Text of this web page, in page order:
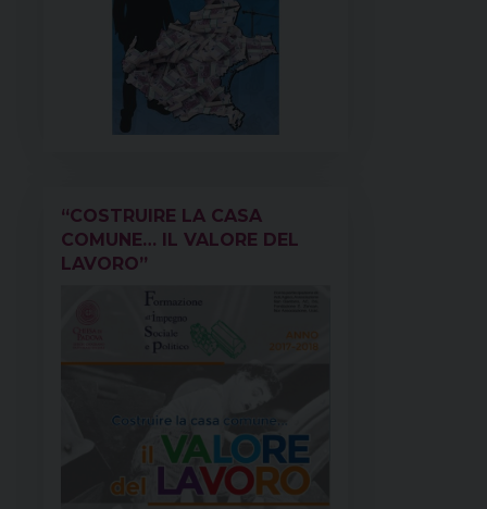
“COSTRUIRE LA CASA
COMUNE… IL VALORE DEL
LAVORO”